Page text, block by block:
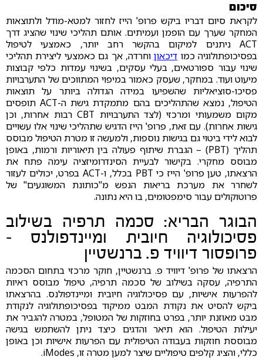
סיכום
לקראת סיום דבריו ביקש פרופ' הייז לחזור למטא-מודל ולתוצאות
המחקר שערך עם הופמן ועמיתים. אותם תהליכי שינוי שהציג דרך
ACT ניתנים למיקום בהקשר רחב יותר, כאמצעי לטיפול
בפסיכופתולוגיה כמו דיכאוןוחרדה, אך גם כאמצעי ליצירת תהליכי
שינוי עבור ספורטאים, בעלי עסקים, בשינוי עמדות כלפי קבוצות
מיעוט ועוד. במחקר, שעסק כאמור במיפוי המתווכים של התערבויות
פסיכו-סוציאליות שהשפיעו במידה הגדולה ביותר על תוצאות
הטיפול, נמצא שהתהליכים בהם מתמקדת גישת ה-ACT תופסים
מקום משמעותי ומרכזי (לצד התערבויות CBT רבות אחרות, וכן
גישות אחרות). עם זאת, פרופ' הייז הדגיש שתהליכי שינוי אלו עשויים
לבוא לידי ביטוי גם בגישות נוספות, ולמעשה זו מטרת הטיפול מבוסס
תהליך (PBT) – הגברת שיתוף פעולה בין תיאוריות ורמות, באופן
מבוסס מחקרי. בקישור לבעיית הסינדרומיזציה עימה פתח את
הרצאתו, טען פרופ' הייז כי PBT בכלל, ו-ACT בפרט, יכולים לעזור
לשחרר את מערכת בריאות הנפש מ"כותונת המשוגעים" של
פרוטוקולים עבור סימפטומים, בו היא נתונה.
הבוגר הבריא: סכמה תרפיה בשילוב
פסיכולוגיה חיובית ומיינדפולנס –
פרופסור דיוויד פ. ברנשטיין
הרצאתו של פרופ' דיוויד פ. ברנשטיין, חוקר מרכזי בתחום הסכמה
התרפיה, עסקה בשילוב של סכמה תרפיה, טיפול מבוסס ראיות
להפרעות אישיות, עם פסיכולוגיה חיובית ומיינדפולנס. בהרצאתו
ביקש להסיט את נקודת המבט ממיקוד בפסיכופתולוגיה לנקודת
מבט מאוזנת יותר, בפרט בחוזקות של המטופל, במטרה להגביר את
יעילות הטיפול. הוא תיאר והדגים כיצד ניתן להשתמש בגישה
מבוססת חוזקות בעבודה הטיפולית עם הפרעות אישיות וכן באופן
כללי, והציג קלפים טיפוליים שיצר למען מטרה זו, iModes.